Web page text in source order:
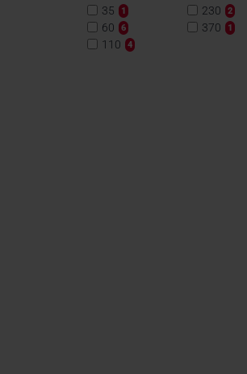
35 1
60 6
110 4
230 2
370 1